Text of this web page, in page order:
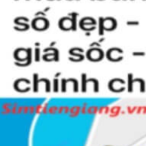
người khác cũng sẽ biết được
nào rồi?